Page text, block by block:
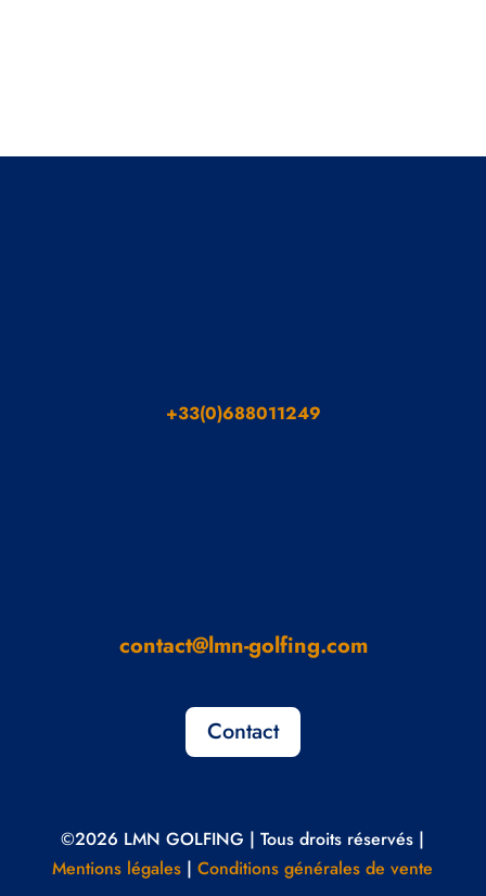
+33(0)688011249
contact@lmn-golfing.com
Contact
©2026 LMN GOLFING | Tous droits réservés |
Mentions légales |Conditions générales de vente